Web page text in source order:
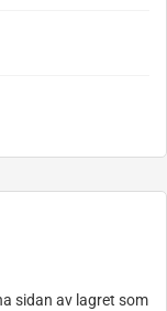
sidan av lagret som